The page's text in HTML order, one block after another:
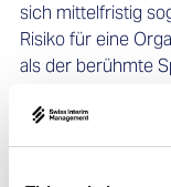
sich mittelfristig
Risiko für eine
als der berühmte